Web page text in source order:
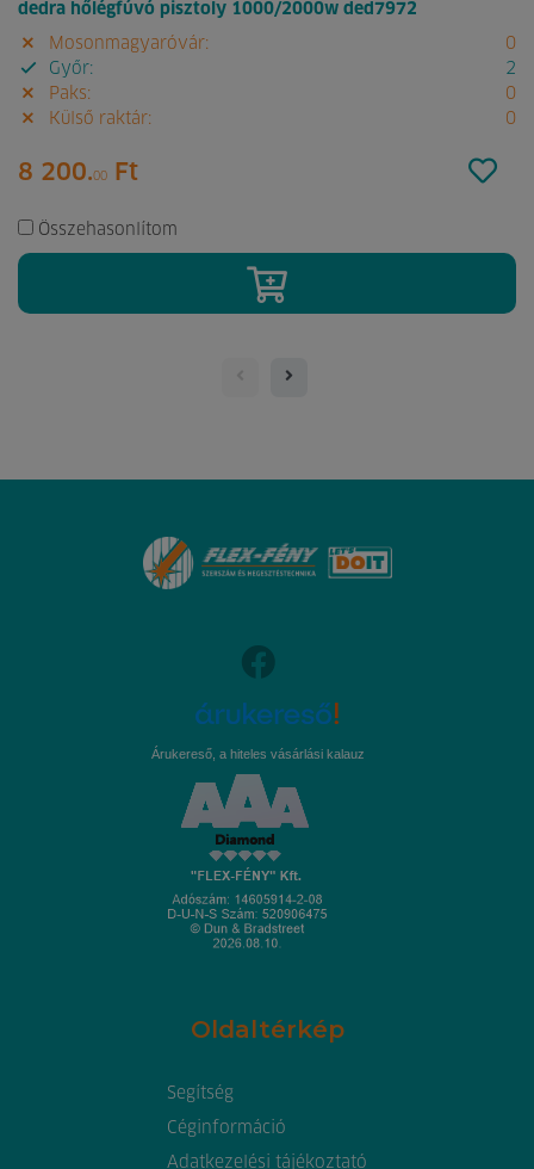
dedra hőlégfúvó pisztoly 1000/2000w ded7972
Mosonmagyaróvár:
0
Győr:
2
Paks:
0
Külső raktár:
0
8 200.00 Ft
Összehasonlítom
Árukereső, a hiteles vásárlási kalauz
Oldaltérkép
Segítség
Céginformáció
Adatkezelési tájékoztató